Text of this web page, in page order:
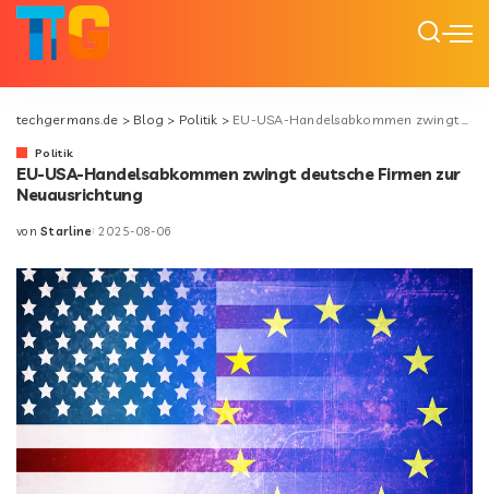
techgermans.de > Blog > Politik > EU-USA-Handelsabkommen zwingt deutsche Firmen zur Neuausrichtung
Politik
EU-USA-Handelsabkommen zwingt deutsche Firmen zur
Neuausrichtung
von Starline 2025-08-06